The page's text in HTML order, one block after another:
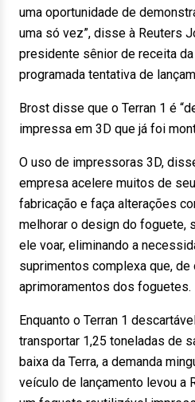
uma oportunidade de
uma só vez”, disse à Reuters
presidente sênior de receita
programada tentativa de
Brost disse que o Terran 1 é
impressa em 3D que já foi
O uso de impressoras 3D,
empresa acelere muitos de
fabricação e faça alterações
melhorar o design do foguete,
ele voar, eliminando a
suprimentos complexa que, de
aprimoramentos dos foguetes.
Enquanto o Terran 1
transportar 1,25 toneladas de
baixa da Terra, a demanda
veículo de lançamento levou a